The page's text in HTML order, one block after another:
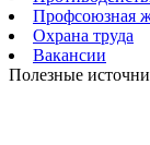
Профсоюзная
Охрана труда
Вакансии
Полезные